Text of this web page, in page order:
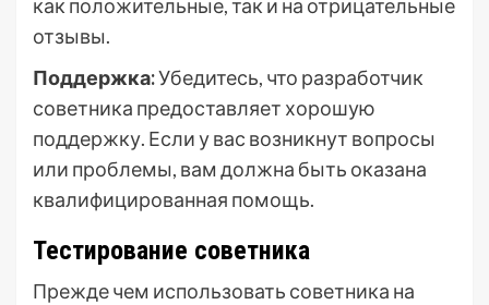
как положительные, так и на отрицательные
отзывы.
Поддержка:Убедитесь, что разработчик
советника предоставляет хорошую
поддержку. Если у вас возникнут вопросы
или проблемы, вам должна быть оказана
квалифицированная помощь.
Тестирование советника
Прежде чем использовать советника на